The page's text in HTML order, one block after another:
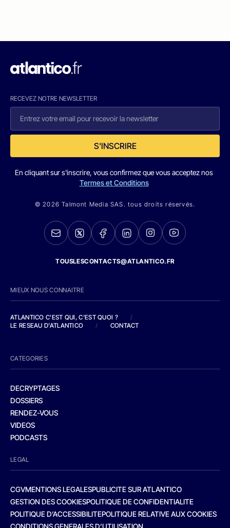
RECEVEZ NOTRE NEWSLETTER
S'INSCRIRE
En cliquant sur s'inscrire, vous confirmez que vous acceptez nos
Termes et Conditions
© 2026 Talmont Media SAS. tous droits réservés.
TOUSLESCONTACTS@ATLANTICO.FR
MIEUX NOUS CONNAITRE
ATLANTICO C'EST QUI, C'EST QUOI ?
/
LE RESEAU D'ATLANTICO
/ CONTACT
CATEGORIES
DECRYPTAGES
DOSSIERS
RENDEZ-VOUS
VIDEOS
PODCASTS
LEGAL
CGVMENTIONS LEGALESPUBLICITE SUR ATLANTICO
GESTION DES COOKIESPOLITIQUE DE CONFIDENTIALITE
POLITIQUE D’ACCESSIBILITEPOLITIQUE RELATIVE AUX COOKIES
CONDITIONS GENERALES D’UTILISATION